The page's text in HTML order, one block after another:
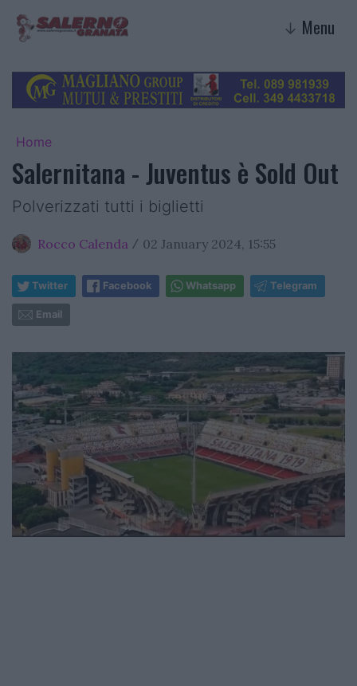
↓ Menu
Home
Salernitana - Juventus è Sold Out
Polverizzati tutti i biglietti
Rocco Calenda / 02 January 2024, 15:55
Twitter Facebook Whatsapp Telegram
Email